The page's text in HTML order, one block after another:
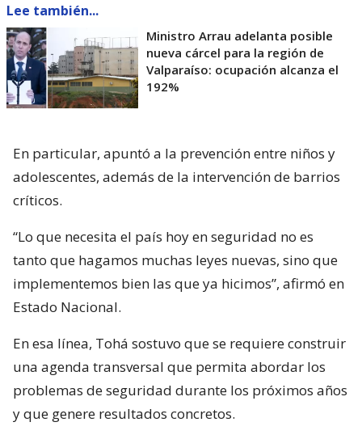
Lee también...
Ministro Arrau adelanta posible
nueva cárcel para la región de
Valparaíso: ocupación alcanza el
192%
En particular, apuntó a la prevención entre niños y
adolescentes, además de la intervención de barrios
críticos.
“Lo que necesita el país hoy en seguridad no es
tanto que hagamos muchas leyes nuevas, sino que
implementemos bien las que ya hicimos”, afirmó en
Estado Nacional.
En esa línea, Tohá sostuvo que se requiere construir
una agenda transversal que permita abordar los
problemas de seguridad durante los próximos años
y que genere resultados concretos.